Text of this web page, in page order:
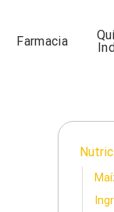
Farmacia